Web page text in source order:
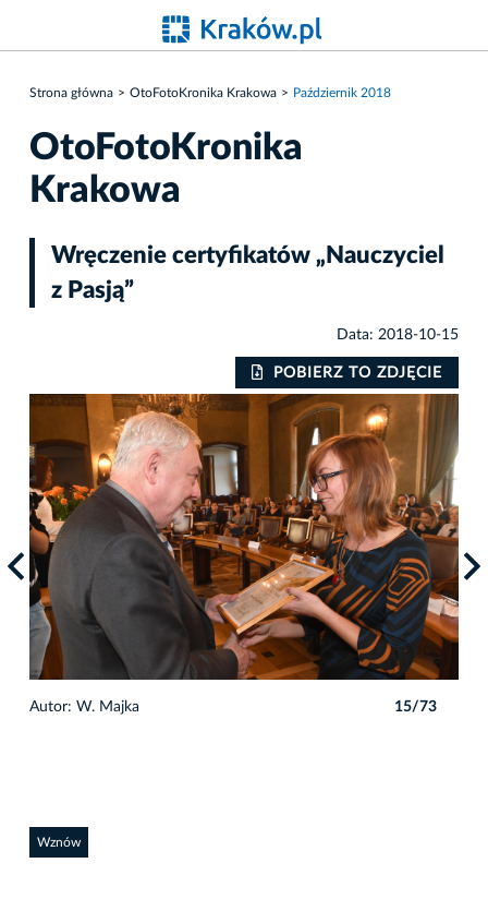
Strona główna OtoFotoKronika Krakowa Październik 2018
OtoFotoKronika
Krakowa
Wręczenie certyfikatów „Nauczyciel
z Pasją”
Data: 2018-10-15
POBIERZ TO ZDJĘCIE
Autor: W. Majka 15/73
Wznów